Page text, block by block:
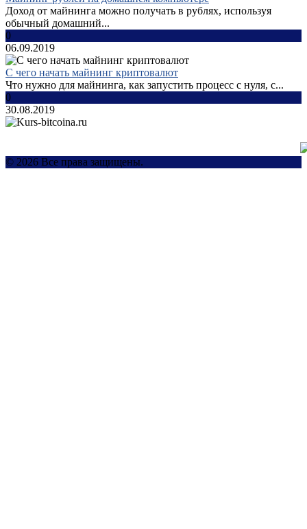
Доход от майнинга можно получать в рублях, используя
обычный домашний...
0
06.09.2019
С чего начать майнинг криптовалют
Что нужно для майнинга, как запустить процесс с нуля, с...
0
30.08.2019
© 2026 Все права защищены.